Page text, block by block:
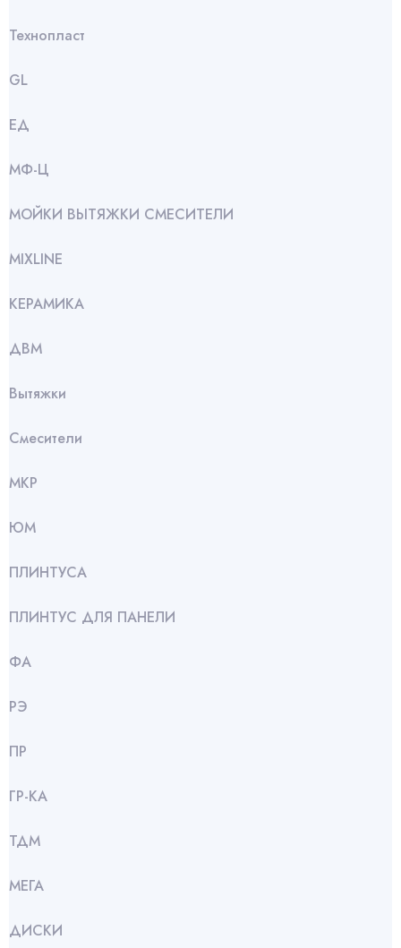
Технопласт
GL
ЕД
МФ-Ц
МОЙКИ ВЫТЯЖКИ СМЕСИТЕЛИ
МIXLINE
КЕРАМИКА
ДВМ
Вытяжки
Смесители
МКР
ЮМ
ПЛИНТУСА
ПЛИНТУС ДЛЯ ПАНЕЛИ
ФА
РЭ
ПР
ГР-КА
ТДМ
МЕГА
ДИСКИ